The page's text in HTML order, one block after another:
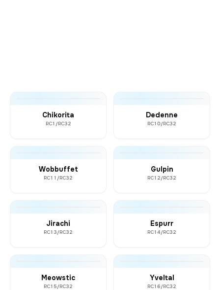
Chikorita
RC1/RC32
Dedenne
RC10/RC32
Wobbuffet
RC11/RC32
Gulpin
RC12/RC32
Jirachi
RC13/RC32
Espurr
RC14/RC32
Meowstic
RC15/RC32
Yveltal
RC16/RC32